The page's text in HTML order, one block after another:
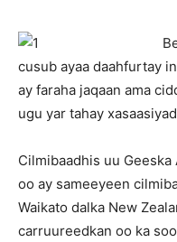
cusub ayaa daahfurtay
ay faraha jaqaan ama
ugu yar tahay
Cilmibaadhis uu
oo ay sameeyeen
Waikato dalka New
carruureedkan oo ka